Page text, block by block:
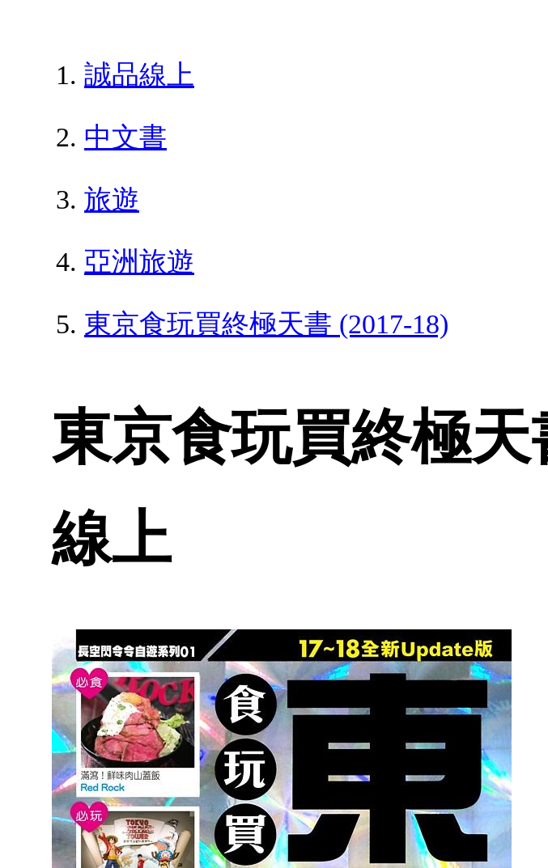
誠品線上
中文書
旅遊
亞洲旅遊
東京食玩買終極天書 (2017-18)
東京食玩買終極天
線上